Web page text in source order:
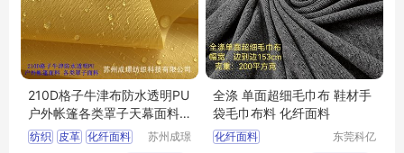
210D格子牛津布防水透明PU
户外帐篷各类罩子天幕面料2
10D牛津布
纺织 皮革 化纤面料
苏州成璟
全涤 单面超细毛巾布 鞋材手
袋毛巾布料 化纤面料
化纤面料
东莞科亿